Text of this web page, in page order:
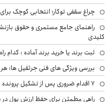
چراغ سقفی توکار؛ انتخابی کوچک
راهنمای جامع مستمری و حقوق
کلیدی
ثبت برند یا خرید برند آماده :
بررسی ویژگی های فنی جرثقیل ها: هر
۷ اقدام ضروری پس از تشکیل پرونده مواد مخدر؛ راهنمای خانواده‌ها
راهی مطمئن برای حفظ ارزش پول در